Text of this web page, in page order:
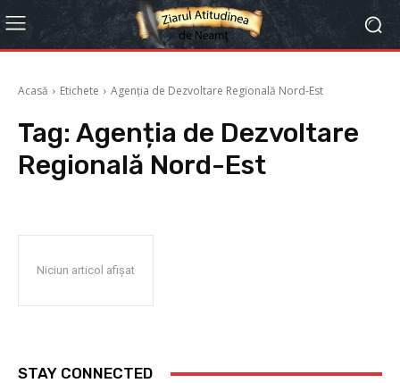
Acasă Etichete Agenția de Dezvoltare Regională Nord-Est
Tag: Agenția de Dezvoltare
Regională Nord-Est
Niciun articol afișat
STAY CONNECTED